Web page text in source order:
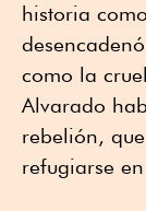
historia
como la
Alvarado
rebelión,
refugiarse